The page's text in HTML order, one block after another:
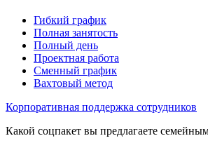
Гибкий график
Полная занятость
Полный день
Проектная работа
Сменный график
Вахтовый метод
Корпоративная поддержка сотрудников
Какой соцпакет вы предлагаете